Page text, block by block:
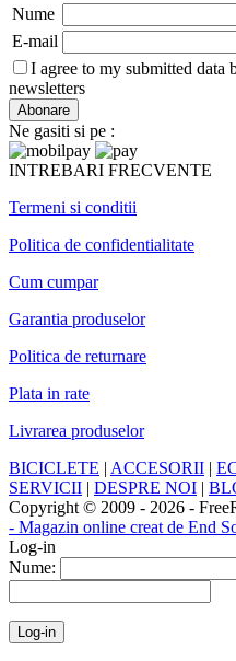
Nume
E-mail
I agree to my submitted data
newsletters
Ne gasiti si pe :
INTREBARI FRECVENTE
Termeni si conditii
Politica de confidentialitate
Cum cumpar
Garantia produselor
Politica de returnare
Plata in rate
Livrarea produselor
BICICLETE | ACCESORII |
SERVICII | DESPRE NOI |
Copyright © 2009 - 2026 -
- Magazin online creat de End
Log-in
Nume: